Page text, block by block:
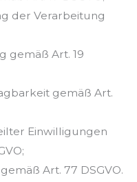
der Verarbeitung
gemäß Art. 19
gemäß Art.
Einwilligungen
Art. 77 DSGVO.